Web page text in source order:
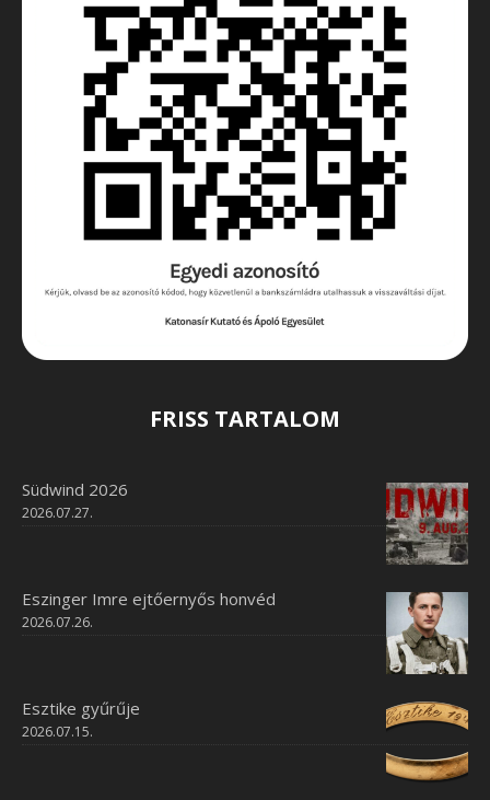
FRISS TARTALOM
Südwind 2026
2026.07.27.
Eszinger Imre ejtőernyős honvéd
2026.07.26.
Esztike gyűrűje
2026.07.15.